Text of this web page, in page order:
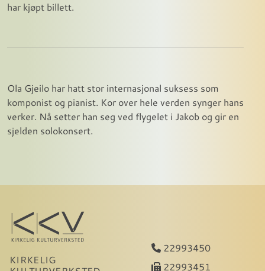
har kjøpt billett.
Ola Gjeilo har hatt stor internasjonal suksess som
komponist og pianist. Kor over hele verden synger hans
verker. Nå setter han seg ved flygelet i Jakob og gir en
sjelden solokonsert.
KIRKELIG
22993450
22993451